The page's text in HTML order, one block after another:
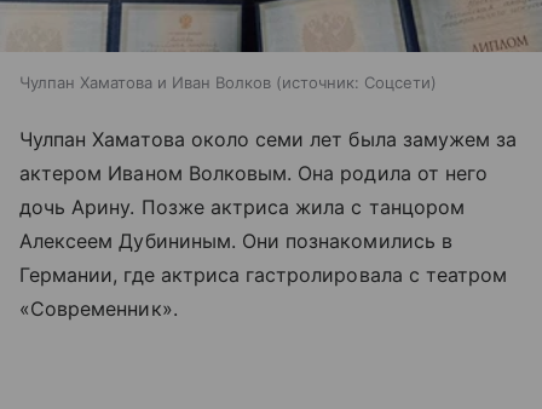
Чулпан Хаматова и Иван Волков источник: Соцсети
Чулпан Хаматова около семи лет была замужем за
актером Иваном Волковым. Она родила от него
дочь Арину. Позже актриса жила с танцором
Алексеем Дубининым. Они познакомились в
Германии, где актриса гастролировала с театром
«Современник».